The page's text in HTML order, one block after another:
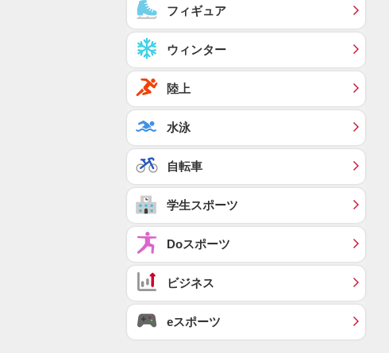
フィギュア
ウィンター
陸上
水泳
自転車
学生スポーツ
Doスポーツ
ビジネス
eスポーツ